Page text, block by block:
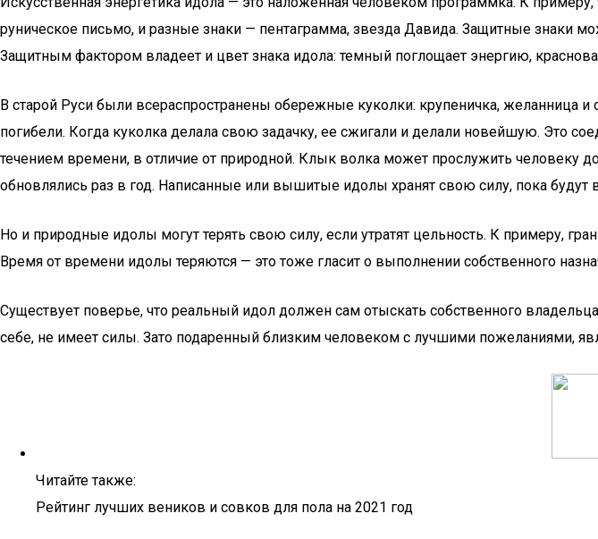
руническое письмо, и разные знаки — пентаграмма, звезда Давида. Защитные знаки
Защитным фактором владеет и цвет знака идола: темный поглощает энергию,
В старой Руси были всераспространены обережные куколки: крупеничка,
погибели. Когда куколка делала свою задачку, ее сжигали и делали новейшую. Это
течением времени, в отличие от природной. Клык волка может прослужить человеку
обновлялись раз в год. Написанные или вышитые идолы хранят свою силу, пока
Но и природные идолы могут терять свою силу, если утратят цельность. К примеру,
Время от времени идолы теряются — это тоже гласит о выполнении собственного
Существует поверье, что реальный идол должен сам отыскать собственного
себе, не имеет силы. Зато подаренный близким человеком с лучшими пожеланиями,
Читайте также:
Рейтинг лучших веников и совков для пола на 2021 год